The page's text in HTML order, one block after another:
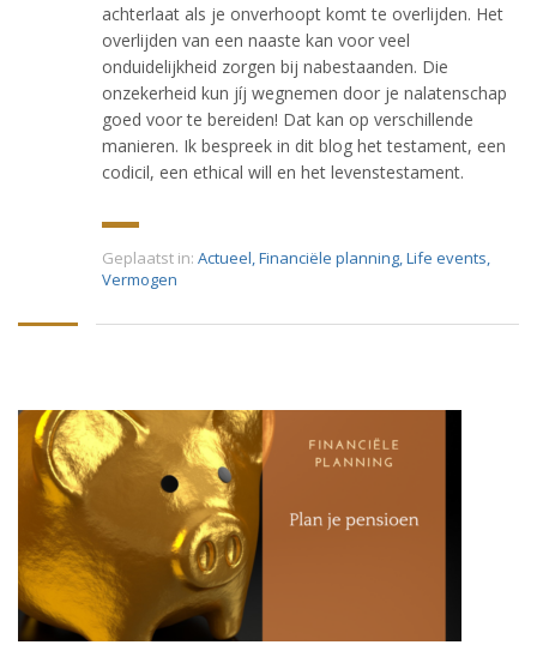
achterlaat als je onverhoopt komt te overlijden. Het
overlijden van een naaste kan voor veel
onduidelijkheid zorgen bij nabestaanden. Die
onzekerheid kun jíj wegnemen door je nalatenschap
goed voor te bereiden! Dat kan op verschillende
manieren. Ik bespreek in dit blog het testament, een
codicil, een ethical will en het levenstestament.
Geplaatst in: Actueel,Financiële planning,Life events,
Vermogen